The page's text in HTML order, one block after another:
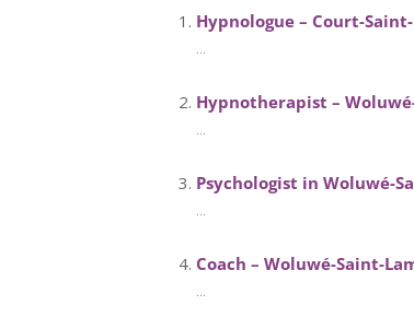
Hypnologue – Court-
...
Hypnotherapist –
...
Psychologist in Woluwé-
...
Coach – Woluwé-Saint-
...